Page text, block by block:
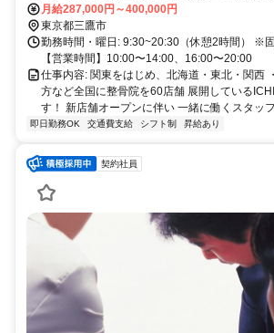
月給287,000円～400,000円
東京都三鷹市
勤務時間・曜日: 9:30~20:30（休憩2時間） ※
【営業時間】10:00〜14:00、16:00〜20:00
仕事内容: 関東をはじめ、北海道・東北・関西
方など全国に整骨院を60店舗 展開している
す！ 新店舗オープンに伴い 一緒に働くスタッフ
即日勤務OK 交通費支給 シフト制 昇給あり
契約社員